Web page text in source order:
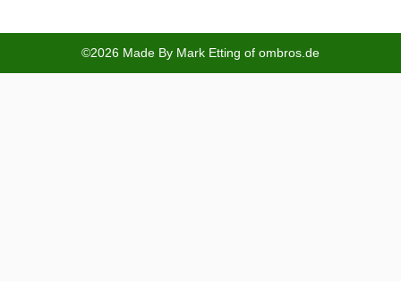
©2026 Made By Mark Etting of ombros.de